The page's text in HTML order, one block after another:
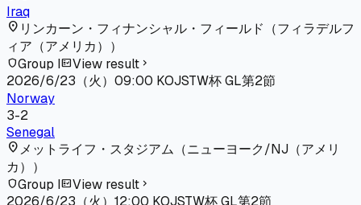
Iraq
location_on リンカーン・フィナンシャル・フィールド （フィラデルフ
ィア（アメリカ） ）
shieldGroup Ifact_checkView result chevron_right
2026/6/23（火） 09:00 KOJSTW杯 GL第2節
Norway
3-2
Senegal
location_on メットライフ・スタジアム （ニューヨーク/NJ（アメリ
カ） ）
shieldGroup Ifact_checkView result chevron_right
2026/6/23（火） 12:00 KOJSTW杯 GL第2節